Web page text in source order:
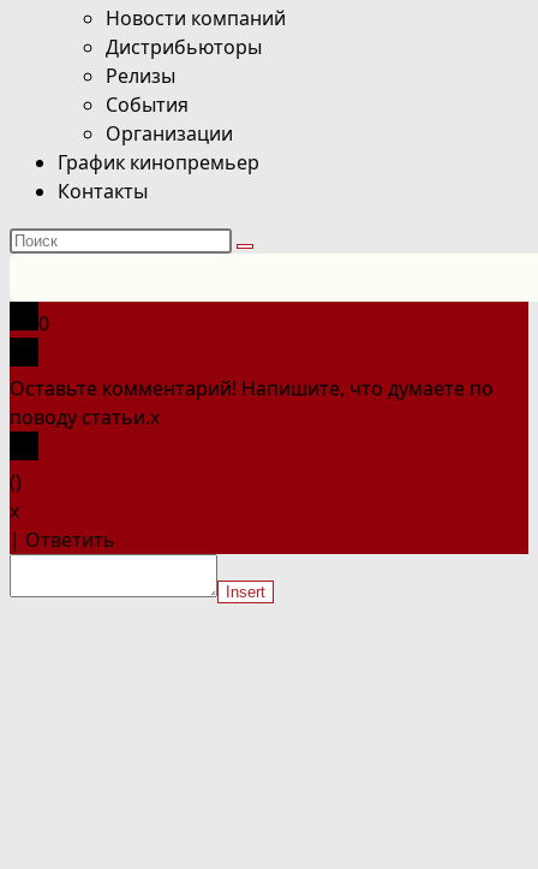
Новости компаний
Дистрибьюторы
Релизы
События
Организации
График кинопремьер
Контакты
Поиск
сайте
0
Оставьте комментарий! Напишите, что думаете по
поводу статьи.x
()
x
| Ответить
Insert